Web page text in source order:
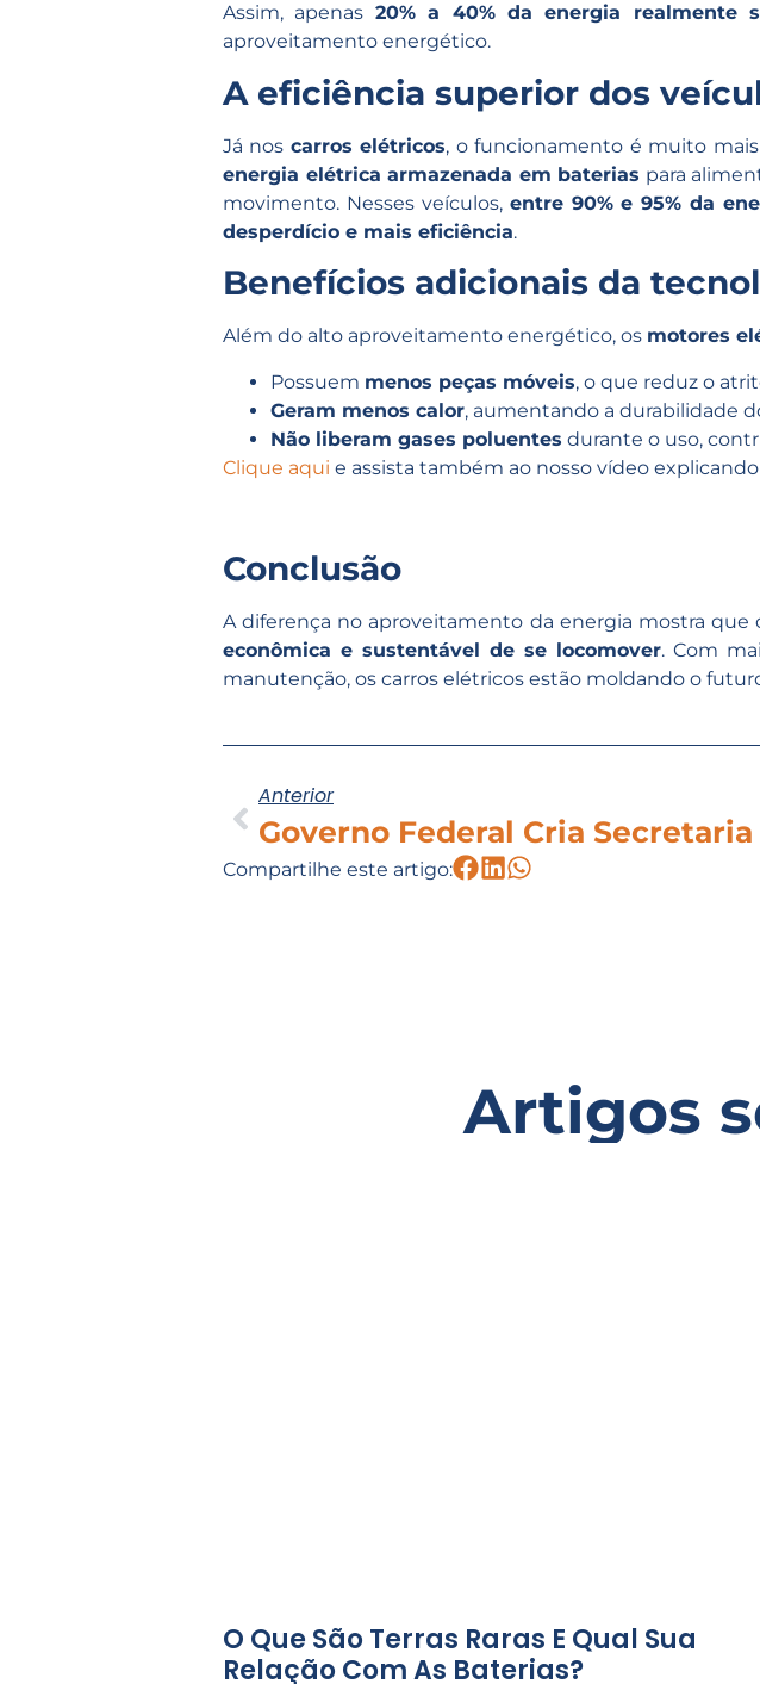
Assim, apenas 20% a 40% da energia realmente
aproveitamento energético.
A eficiência superior dos
Já nos carros elétricos, o funcionamento é muito
energia elétrica armazenada em baterias para
movimento. Nesses veículos, entre 90% e 95% da
desperdício e mais eficiência.
Benefícios adicionais da
Além do alto aproveitamento energético, os motores
Possuem menos peças móveis, o que reduz o
Geram menos calor, aumentando a durabilidade
Não liberam gases poluentes durante o uso,
Clique aqui e assista também ao nosso vídeo
Conclusão
A diferença no aproveitamento da energia mostra que
econômica e sustentável de se locomover. Com
manutenção, os carros elétricos estão moldando o
Anterior
Compartilhe este artigo:
Artigos
O Que São Terras Raras E Qual Sua
Relação Com As Baterias?